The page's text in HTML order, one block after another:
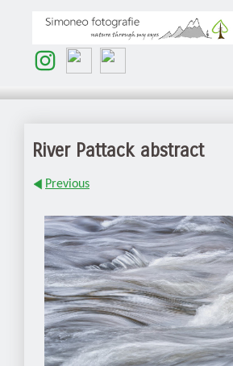
River Pattack abstract
Previous